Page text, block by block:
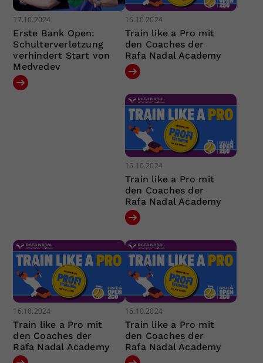
17.10.2024
Erste Bank Open:
Schulterverletzung
verhindert Start von
Medvedev
16.10.2024
Train like a Pro mit
den Coaches der
Rafa Nadal Academy
16.10.2024
Train like a Pro mit
den Coaches der
Rafa Nadal Academy
16.10.2024
Train like a Pro mit
den Coaches der
Rafa Nadal Academy
16.10.2024
Train like a Pro mit
den Coaches der
Rafa Nadal Academy